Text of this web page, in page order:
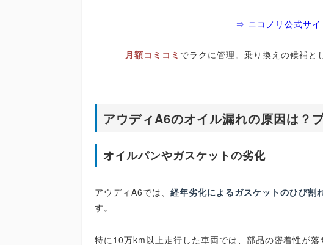
⇒ ニコノリ公式サイ
月額コミコミ でラクに管理。乗り換えの候補と
アウディA6のオイル漏れの原因は？
オイルパンやガスケットの劣化
アウディA6では、経年劣化によるガスケットのひび割
す。
特に10万km以上走行した車両では、部品の密着性が